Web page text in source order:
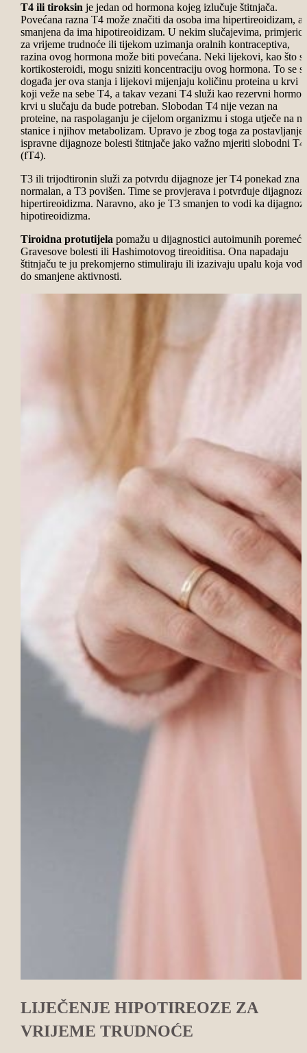
T4 ili tiroksin je jedan od hormona kojeg izlučuje štitnjača.
Povećana razna T4 može značiti da osoba ima hipertireoidizam, a
smanjena da ima hipotireoidizam. U nekim slučajevima, primjerice
za vrijeme trudnoće ili tijekom uzimanja oralnih kontraceptiva,
razina ovog hormona može biti povećana. Neki lijekovi, kao što
kortikosteroidi, mogu sniziti koncentraciju ovog hormona. To se
događa jer ova stanja i lijekovi mijenjaju količinu proteina u krvi
koji veže na sebe T4, a takav vezani T4 služi kao rezervni
krvi u slučaju da bude potreban. Slobodan T4 nije vezan na
proteine, na raspolaganju je cijelom organizmu i stoga utječe na
stanice i njihov metabolizam. Upravo je zbog toga za postavljanje
ispravne dijagnoze bolesti štitnjače jako važno mjeriti slobodni T4
(fT4).
T3 ili trijodtironin služi za potvrdu dijagnoze jer T4 ponekad zna
normalan, a T3 povišen. Time se provjerava i potvrđuje dijagnoza
hipertireoidizma. Naravno, ako je T3 smanjen to vodi ka dijagnozi
hipotireoidizma.
Tiroidna protutijela pomažu u dijagnostici autoimunih
Gravesove bolesti ili Hashimotovog tireoiditisa. Ona napadaju
štitnjaču te ju prekomjerno stimuliraju ili izazivaju upalu koja vodi
do smanjene aktivnosti.
LIJEČENJE HIPOTIREOZE ZA
VRIJEME TRUDNOĆE